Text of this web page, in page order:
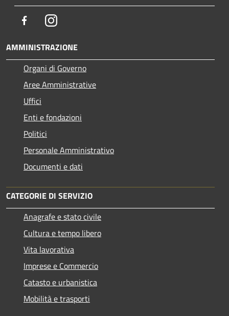
FacebookInstagram
AMMINISTRAZIONE
Organi di Governo
Aree Amministrative
Uffici
Enti e fondazioni
Politici
Personale Amministrativo
Documenti e dati
CATEGORIE DI SERVIZIO
Anagrafe e stato civile
Cultura e tempo libero
Vita lavorativa
Imprese e Commercio
Catasto e urbanistica
Mobilità e trasporti